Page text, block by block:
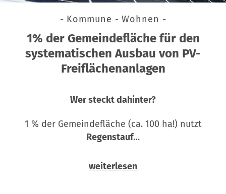
- Kommune - Wohnen -
1% der Gemeindefläche für den
systematischen Ausbau von PV-
Freiflächenanlagen
Wer steckt dahinter?
1 % der Gemeindefläche (ca. 100 ha!) nutzt
Regenstauf…
weiterlesen